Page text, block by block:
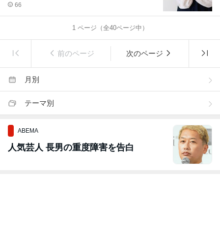
66
1ページ（全40ページ中）
前のページ 次のページ
月別
テーマ別
ABEMA
人気芸人 長男の重度障害を告白